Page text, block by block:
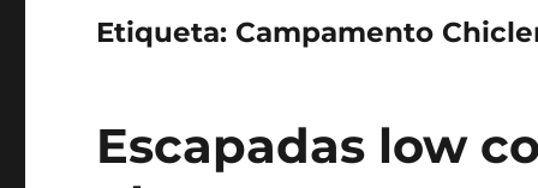
Etiqueta: Campamento
Escapadas low